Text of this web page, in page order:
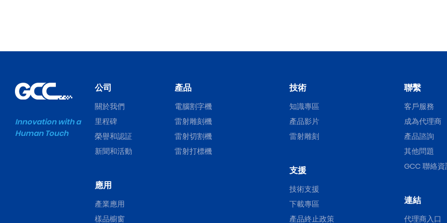
Innovation with a
Human Touch
公司
關於我們
里程碑
榮譽和認証
新聞和活動
應用
產業應用
樣品櫥窗
產品
電腦割字機
雷射雕刻機
雷射切割機
雷射打標機
技術
知識專區
產品影片
雷射雕刻
支援
技術支援
下載專區
產品終止政策
聯繫
客戶服務
成為代理商
產品諮詢
其他問題
GCC 聯絡資
連結
代理商入口